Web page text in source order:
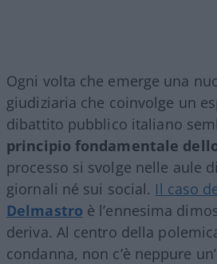
Ogni volta che emerge una
giudiziaria che coinvolge un
dibattito pubblico italiano
principio fondamentale
processo si svolge nelle aule
giornali né sui social. Il caso
Delmastro è l’ennesima
deriva. Al centro della
condanna, non c’è neppure